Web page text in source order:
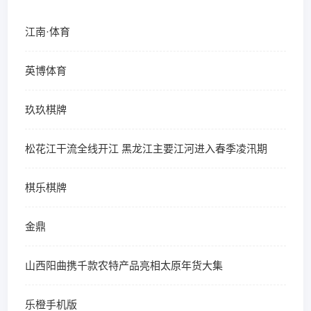
江南·体育
英博体育
玖玖棋牌
松花江干流全线开江 黑龙江主要江河进入春季凌汛期
棋乐棋牌
金鼎
山西阳曲携千款农特产品亮相太原年货大集
乐橙手机版